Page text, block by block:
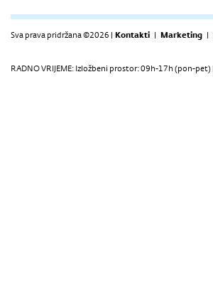
Sva prava pridržana ©2026 | Kontakti | Marketing |
RADNO VRIJEME: Izložbeni prostor: 09h-17h (pon-